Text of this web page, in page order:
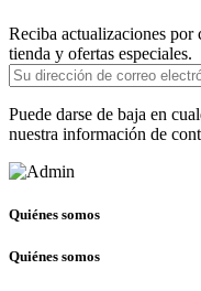
Reciba actualizaciones por
tienda y ofertas especiales.
Puede darse de baja en
nuestra información de
Quiénes somos
Quiénes somos